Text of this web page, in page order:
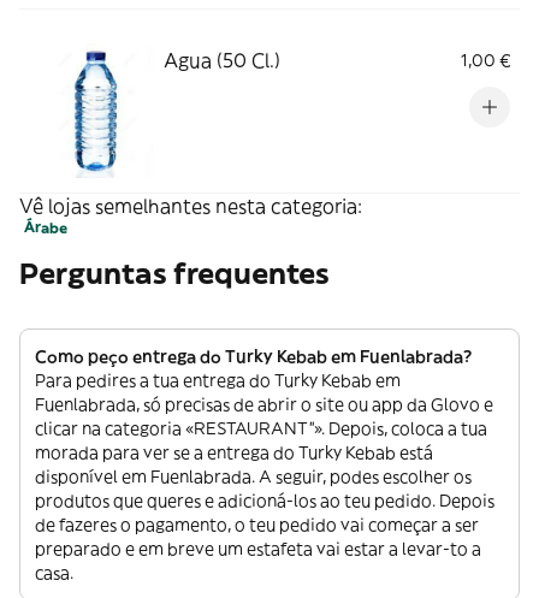
Agua (50 Cl.) 1,00 €
Vê lojas semelhantes nesta categoria:
Árabe
Perguntas frequentes
Como peço entrega do Turky Kebab em Fuenlabrada?
Para pedires a tua entrega do Turky Kebab em
Fuenlabrada, só precisas de abrir o site ou app da Glovo e
clicar na categoria «RESTAURANT”». Depois, coloca a tua
morada para ver se a entrega do Turky Kebab está
disponível em Fuenlabrada. A seguir, podes escolher os
produtos que queres e adicioná-los ao teu pedido. Depois
de fazeres o pagamento, o teu pedido vai começar a ser
preparado e em breve um estafeta vai estar a levar-to a
casa.